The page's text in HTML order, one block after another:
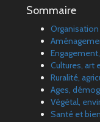
Sommaire
Cultures, art
Ruralité,
Ages,
Végétal,
Santé et